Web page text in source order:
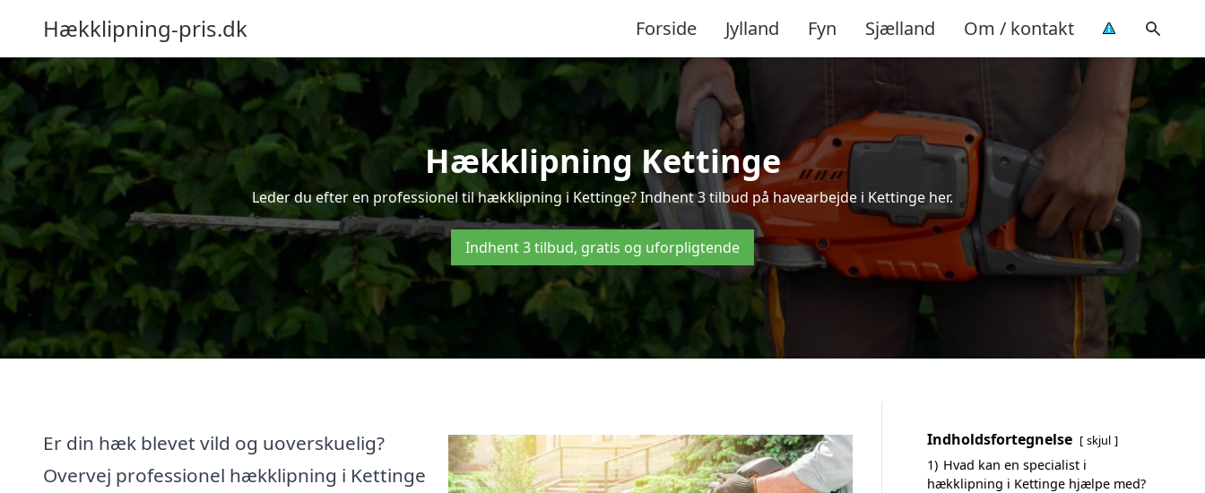
Hækklipning-pris.dk Forside Jylland Fyn Sjælland Om / kontakt
Hækklipning Kettinge
Leder du efter en professionel til hækklipning i Kettinge? Indhent 3 tilbud på havearbejde i Kettinge her.
Indhent 3 tilbud, gratis og uforpligtende
Er din hæk blevet vild og uoverskuelig?
Overvej professionel hækklipning i Kettinge
Indholdsfortegnelse skjul
1) Hvad kan en specialist i
hækklipning i Kettinge hjælpe med?